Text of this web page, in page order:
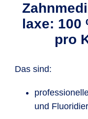
laxe: 100
pro
Das sind:
und